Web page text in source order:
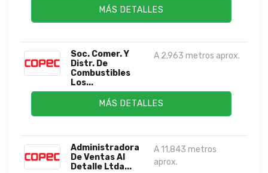
MÁS DETALLES
Soc. Comer. Y
Distr. De
Combustibles
Los...
A 2,963 metros aprox.
MÁS DETALLES
Administradora
De Ventas Al
Detalle Ltda...
A 11,843 metros
aprox.